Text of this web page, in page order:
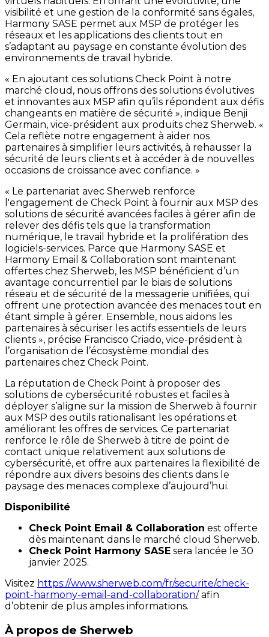
visibilité et une gestion de la conformité sans égales,
Harmony SASE permet aux MSP de protéger les
réseaux et les applications des clients tout en
s’adaptant au paysage en constante évolution des
environnements de travail hybride.
« En ajoutant ces solutions Check Point à notre
marché cloud, nous offrons des solutions évolutives
et innovantes aux MSP afin qu’ils répondent aux défis
changeants en matière de sécurité », indique Benji
Germain, vice-président aux produits chez Sherweb. «
Cela reflète notre engagement à aider nos
partenaires à simplifier leurs activités, à rehausser la
sécurité de leurs clients et à accéder à de nouvelles
occasions de croissance avec confiance. »
« Le partenariat avec Sherweb renforce
l'engagement de Check Point à fournir aux MSP des
solutions de sécurité avancées faciles à gérer afin de
relever des défis tels que la transformation
numérique, le travail hybride et la prolifération des
logiciels-services. Parce que Harmony SASE et
Harmony Email & Collaboration sont maintenant
offertes chez Sherweb, les MSP bénéficient d’un
avantage concurrentiel par le biais de solutions
réseau et de sécurité de la messagerie unifiées, qui
offrent une protection avancée des menaces tout en
étant simple à gérer. Ensemble, nous aidons les
partenaires à sécuriser les actifs essentiels de leurs
clients », précise Francisco Criado, vice-président à
l’organisation de l’écosystème mondial des
partenaires chez Check Point.
La réputation de Check Point à proposer des
solutions de cybersécurité robustes et faciles à
déployer s’aligne sur la mission de Sherweb à fournir
aux MSP des outils rationalisant les opérations et
améliorant les offres de services. Ce partenariat
renforce le rôle de Sherweb à titre de point de
contact unique relativement aux solutions de
cybersécurité, et offre aux partenaires la flexibilité de
répondre aux divers besoins des clients dans le
paysage des menaces complexe d’aujourd’hui.
Disponibilité
Check Point Email & Collaboration est offerte
dès maintenant dans le marché cloud Sherweb.
Check Point Harmony SASE sera lancée le 30
janvier 2025.
Visitez https://www.sherweb.com/fr/securite/check-
point-harmony-email-and-collaboration/afin
d’obtenir de plus amples informations.
À propos de Sherweb